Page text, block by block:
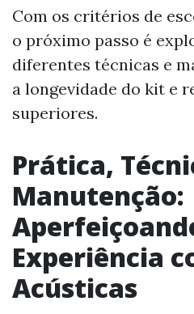
Com os critérios de
o próximo passo é
diferentes técnicas e
a longevidade do kit e
superiores.
Prática,
Manutenção:
Experiência
Acústicas